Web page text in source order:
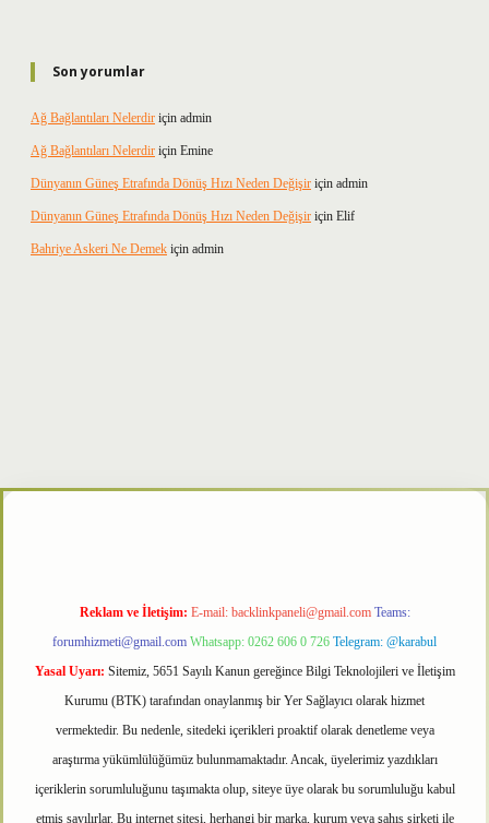
Son yorumlar
Ağ Bağlantıları Nelerdir için admin
Ağ Bağlantıları Nelerdir için Emine
Dünyanın Güneş Etrafında Dönüş Hızı Neden Değişir için admin
Dünyanın Güneş Etrafında Dönüş Hızı Neden Değişir için Elif
Bahriye Askeri Ne Demek için admin
Reklam ve İletişim: E-mail: backlinkpaneli@gmail.com Teams:
forumhizmeti@gmail.com Whatsapp: 0262 606 0 726 Telegram: @karabul
Yasal Uyarı: Sitemiz, 5651 Sayılı Kanun gereğince Bilgi Teknolojileri ve İletişim
Kurumu (BTK) tarafından onaylanmış bir Yer Sağlayıcı olarak hizmet
vermektedir. Bu nedenle, sitedeki içerikleri proaktif olarak denetleme veya
araştırma yükümlülüğümüz bulunmamaktadır. Ancak, üyelerimiz yazdıkları
içeriklerin sorumluluğunu taşımakta olup, siteye üye olarak bu sorumluluğu kabul
etmiş sayılırlar. Bu internet sitesi, herhangi bir marka, kurum veya şahıs şirketi ile